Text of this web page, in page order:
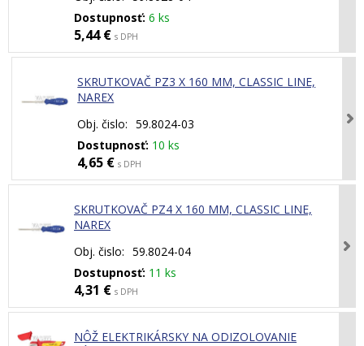
Dostupnosť: 6 ks
5,44 € s DPH
SKRUTKOVAČ PZ3 X 160 MM, CLASSIC LINE,
NAREX
Obj. čislo: 59.8024-03
Dostupnosť: 10 ks
4,65 € s DPH
SKRUTKOVAČ PZ4 X 160 MM, CLASSIC LINE,
NAREX
Obj. čislo: 59.8024-04
Dostupnosť: 11 ks
4,31 € s DPH
NÔŽ ELEKTRIKÁRSKY NA ODIZOLOVANIE